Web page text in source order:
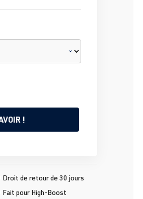
!
Droit de retour de 30 jours
Fait pour High-Boost